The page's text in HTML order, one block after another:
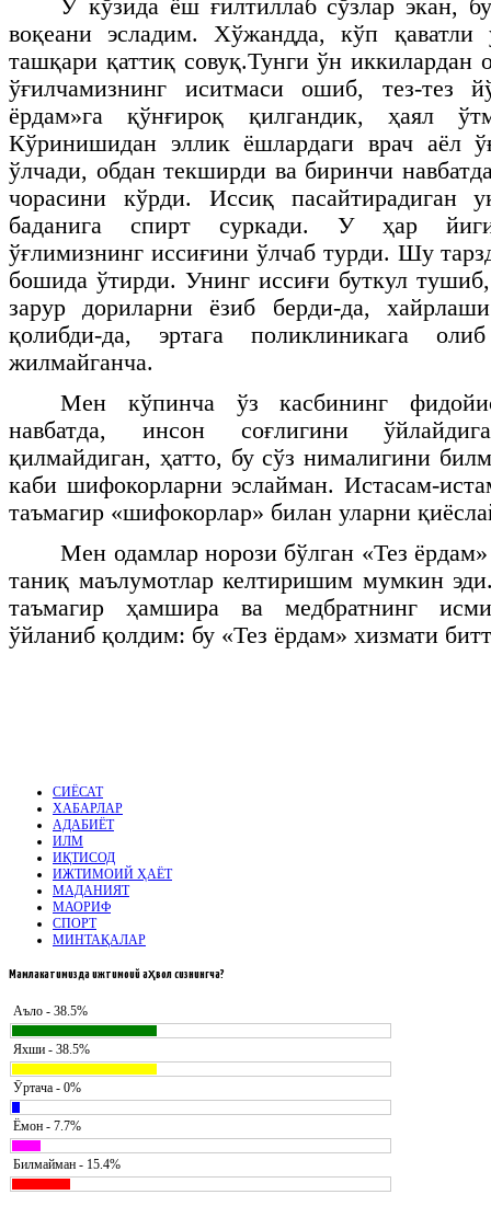
У кўзида ёш ғилтиллаб сўзлар экан,
воқеани эсладим. Хўжандда, кўп
ташқари қаттиқ совуқ.Тунги ўн
ўғилчамизнинг иситмаси ошиб, тез-тез
ёрдам»га қўнғироқ қилгандик, ҳаял
Кўринишидан эллик ёшлардаги врач аёл
ўлчади, обдан текширди ва биринчи
чорасини кўрди. Иссиқ пасайтирадиган
баданига спирт суркади. У ҳар
ўғлимизнинг иссиғини ўлчаб турди. Шу
бошида ўтирди. Унинг иссиғи буткул
зарур дориларни ёзиб берди-да,
қолибди-да, эртага поликлиникага
жилмайганча.
Мен кўпинча ўз касбининг
навбатда, инсон соғлигини
қилмайдиган, ҳатто, бу сўз нималигини
каби шифокорларни эслайман. Истасам-
таъмагир «шифокорлар» билан уларни
Мен одамлар норози бўлган «Тез
таниқ маълумотлар келтиришим мумкин
таъмагир ҳамшира ва медбратнинг
ўйланиб қолдим: бу «Тез ёрдам» хизмати
СИЁСАТ
ХАБАРЛАР
АДАБИЁТ
ИЛМ
ИҚТИСОД
ИЖТИМОИЙ ҲАЁТ
МАДАНИЯТ
МАОРИФ
СПОРТ
МИНТАҚАЛАР
Мамлакатимиздаижтимоий аҳвол сизнингча?
Аъло - 38.5%
Яхши - 38.5%
Ӯртача - 0%
Ёмон - 7.7%
Билмайман - 15.4%